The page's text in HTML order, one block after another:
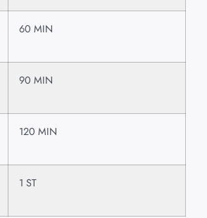
60 MIN
90 MIN
120 MIN
1 ST